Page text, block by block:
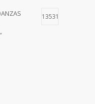
13531
del Sector